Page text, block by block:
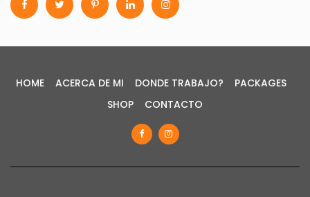
HOME ACERCA DE MI DONDE TRABAJO?
PACKAGES
SHOP
CONTACTO